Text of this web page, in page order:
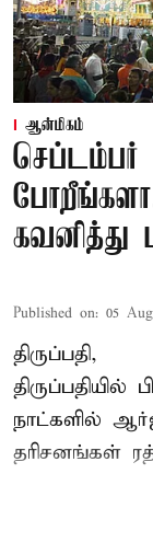
ஆன்மிகம்
செப்டம்பர்
கவனித்து
Published on: 05
திருப்பதி,
நாட்களில்
தரிசனங்கள்